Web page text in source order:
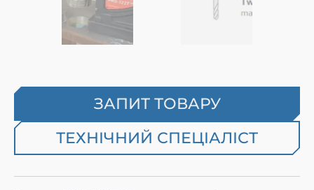
ЗАПИТ ТОВАРУ
ТЕХНІЧНИЙ СПЕЦІАЛІСТ